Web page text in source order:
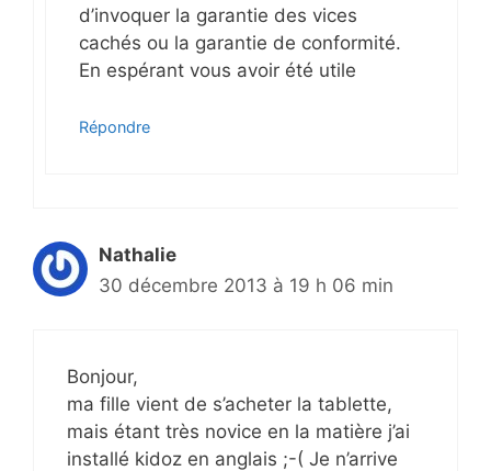
d’invoquer la garantie des vices
cachés ou la garantie de conformité.
En espérant vous avoir été utile
Répondre
Nathalie
30 décembre 2013 à 19 h 06 min
Bonjour,
ma fille vient de s’acheter la tablette,
mais étant très novice en la matière j’ai
installé kidoz en anglais ;-( Je n’arrive